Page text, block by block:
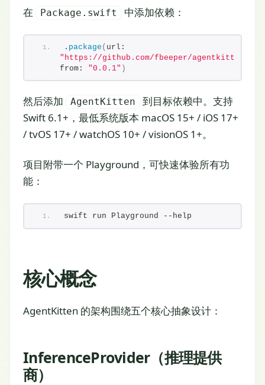
在 Package.swift 中添加依赖：
. package (
"https://github.com/fbeeper/agentkitten"
from: "0.0.1" )
然后添加 AgentKitten
到目标依赖中。支持
Swift 6.1+，最低系统版本 macOS 15+ / iOS 17+
/ tvOS 17+ / watchOS 10+ / visionOS 1+。
项目附带一个 Playground，可快速体验所有功
能：
swift run Playground --help
核心概念
AgentKitten 的架构围绕五个核心抽象设计：
InferenceProvider（推理提供
商）